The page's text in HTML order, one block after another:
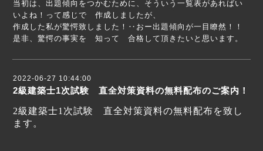
当初は、出題傾向をつかむために、そういう一覧表があればい
いよね！って感じで 作成しましたが、
作成した私が驚愕致しました！‥おー出題傾向が一目瞭然！！
是非、驚愕の事実を 知って 合格して頂きたいと思います。
2022-06-27 10:44:00
2級建築士1次試験 直全対策資料の無料配布のご案内！
2級建築士1次試験 直全対策資料の無料配布を致し
ます。